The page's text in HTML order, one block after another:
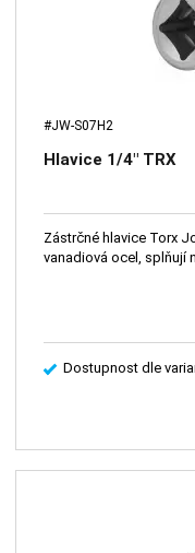
#JW-S07H2
Hlavice 1/4" TRX
Zástrčné hlavice Torx
vanadiová ocel, splňují
Dostupnost dle